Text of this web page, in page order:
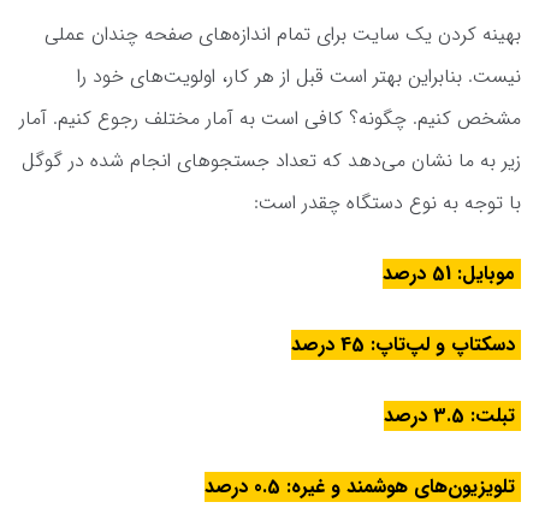
بهینه کردن یک سایت برای تمام اندازه‌های صفحه چندان عملی
نیست. بنابراین بهتر است قبل از هر کار، اولویت‌های خود را
مشخص کنیم. چگونه؟ کافی است به آمار مختلف رجوع کنیم. آمار
زیر به ما نشان می‌دهد که تعداد جستجو‌های انجام شده در گوگل
با توجه به نوع دستگاه چقدر است:
موبایل: 51 درصد
دسکتاپ و لپ‌تاپ: 45 درصد
تبلت: 3.5 درصد
تلویزیون‌های هوشمند و غیره: 0.5 درصد